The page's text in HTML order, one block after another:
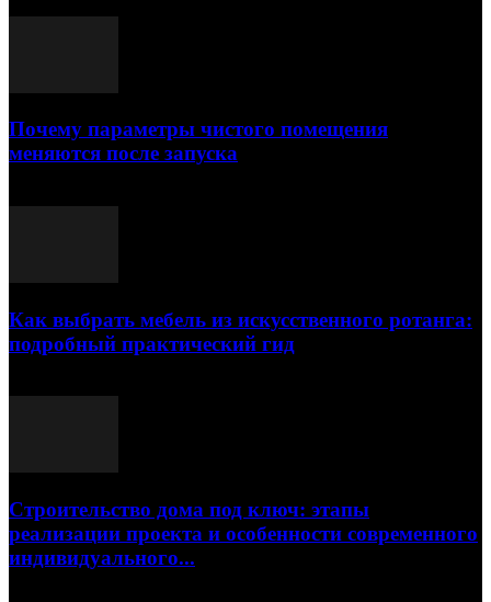
Почему параметры чистого помещения
меняются после запуска
Как выбрать мебель из искусственного ротанга:
подробный практический гид
Строительство дома под ключ: этапы
реализации проекта и особенности современного
индивидуального...